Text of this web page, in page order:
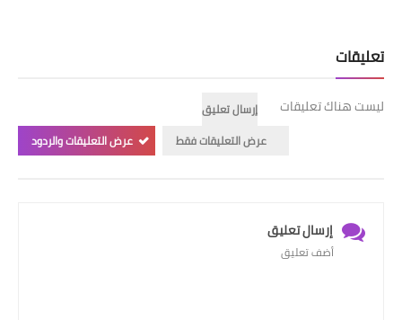
تعليقات
ليست هناك تعليقات
إرسال تعليق
عرض التعليقات فقط
عرض التعليقات والردود
إرسال تعليق
أضف تعليق